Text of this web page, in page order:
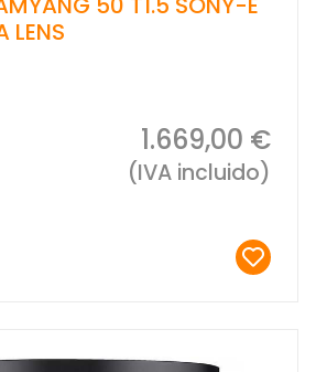
LENS
1.669,00 €
(IVA incluido)